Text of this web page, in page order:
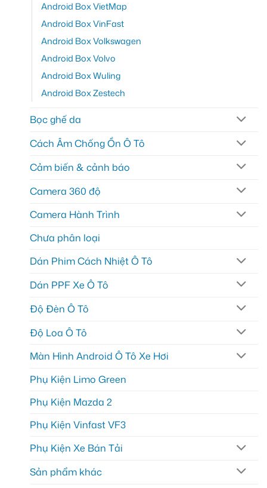
Android Box VietMap
Android Box VinFast
Android Box Volkswagen
Android Box Volvo
Android Box Wuling
Android Box Zestech
Bọc ghế da
Cách Âm Chống Ồn Ô Tô
Cảm biến & cảnh báo
Camera 360 độ
Camera Hành Trình
Chưa phân loại
Dán Phim Cách Nhiệt Ô Tô
Dán PPF Xe Ô Tô
Độ Đèn Ô Tô
Độ Loa Ô Tô
Màn Hình Android Ô Tô Xe Hơi
Phụ Kiện Limo Green
Phụ Kiện Mazda 2
Phụ Kiện Vinfast VF3
Phụ Kiện Xe Bán Tải
Sản phẩm khác